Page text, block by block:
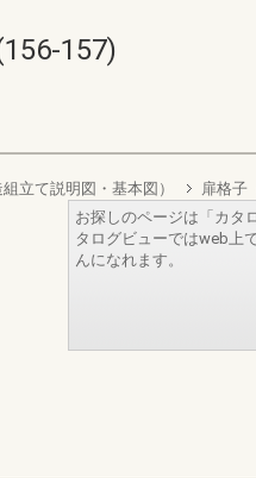
157)
立て説明図・基本図） 扉格子
お探しのページは「カタ
タログビューではweb上
んになれます。